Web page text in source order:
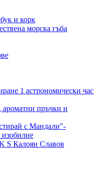
и корк
морска гъба
1 астрономически час
ароматни пръчки и
с Мандали"-
S Калоян Славов